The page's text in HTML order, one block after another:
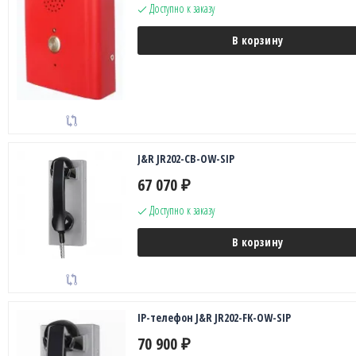
Доступно к заказу
В корзину
J&R JR202-CB-OW-SIP
67 070 ₽
Доступно к заказу
В корзину
IP-телефон J&R JR202-FK-OW-SIP
70 900 ₽